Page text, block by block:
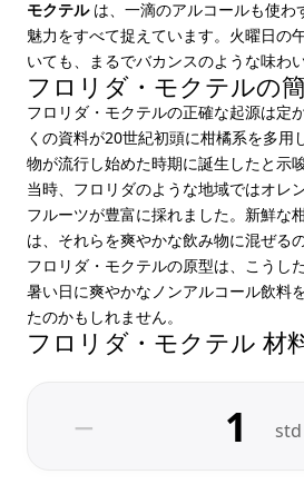
モクテルは、一滴のアルコールも使わ
魅力をすべて捉えています。火曜日の
いても、まるでバカンスのような味わい
フロリダ・モクテルの
フロリダ・モクテルの正確な起源は定
くの資料が20世紀初頭に柑橘系を多用
物が流行し始めた時期に誕生したと示
当時、フロリダのような地域ではオレ
フルーツが豊富に採れました。新鮮な
は、それらを爽やかな飲み物に混ぜる
フロリダ・モクテルの原型は、こうし
暑い日に爽やかなノンアルコール飲料
たのかもしれません。
フロリダ・モクテル 材
− std